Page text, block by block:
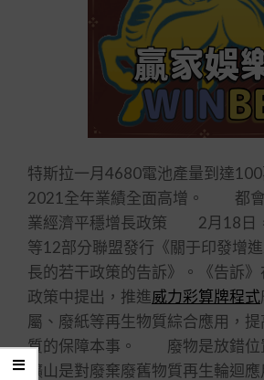
特斯拉一月4680電池產量到達
2021全年業績全面高增。 都會
業經濟平穩增長政策 2月18日
等12部分聯盟發行《關于印發增
長的若干政策的告訴》。《告訴
政策中提出，推進威力彩算牌程式
屬、廢紙等再生物質綜合應用，
質的保障本事。 廢物是放錯位
礦山是對廢棄廢舊物質再生輪迴